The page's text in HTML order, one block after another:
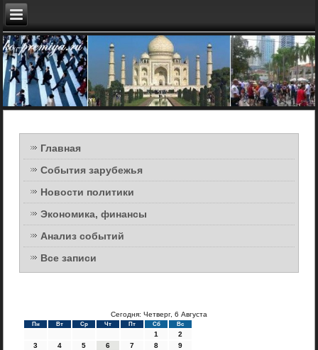
Главная
События зарубежья
Новости политики
Экономика, финансы
Анализ событий
Все записи
Сегодня: Четверг, 6 Августа
Пн Вт Ср Чт Пт Сб Вс
1
2
3
4 5 6 7 8
9